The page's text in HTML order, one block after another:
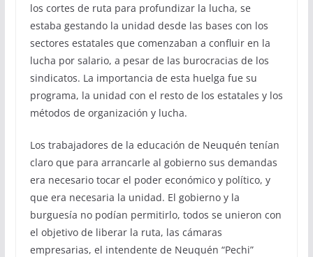
los cortes de ruta para profundizar la lucha, se
estaba gestando la unidad desde las bases con los
sectores estatales que comenzaban a confluir en la
lucha por salario, a pesar de las burocracias de los
sindicatos. La importancia de esta huelga fue su
programa, la unidad con el resto de los estatales y los
métodos de organización y lucha.
Los trabajadores de la educación de Neuquén tenían
claro que para arrancarle al gobierno sus demandas
era necesario tocar el poder económico y político, y
que era necesaria la unidad. El gobierno y la
burguesía no podían permitirlo, todos se unieron con
el objetivo de liberar la ruta, las cámaras
empresarias, el intendente de Neuquén “Pechi”